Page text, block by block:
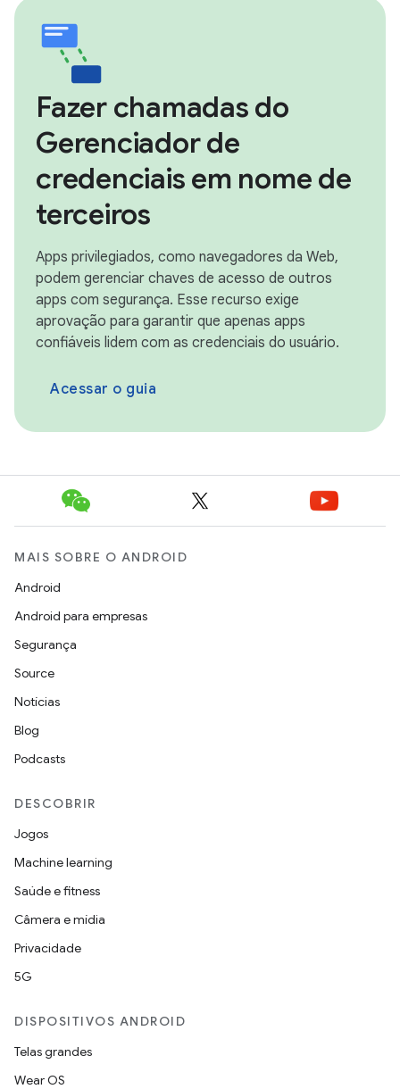
Fazer chamadas do
Gerenciador de
credenciais em nome de
terceiros
Apps privilegiados, como navegadores da Web,
podem gerenciar chaves de acesso de outros
apps com segurança. Esse recurso exige
aprovação para garantir que apenas apps
confiáveis lidem com as credenciais do usuário.
Acessar o guia
MAIS SOBRE O ANDROID
Android
Android para empresas
Segurança
Source
Notícias
Blog
Podcasts
DESCOBRIR
Jogos
Machine learning
Saúde e fitness
Câmera e mídia
Privacidade
5G
DISPOSITIVOS ANDROID
Telas grandes
Wear OS